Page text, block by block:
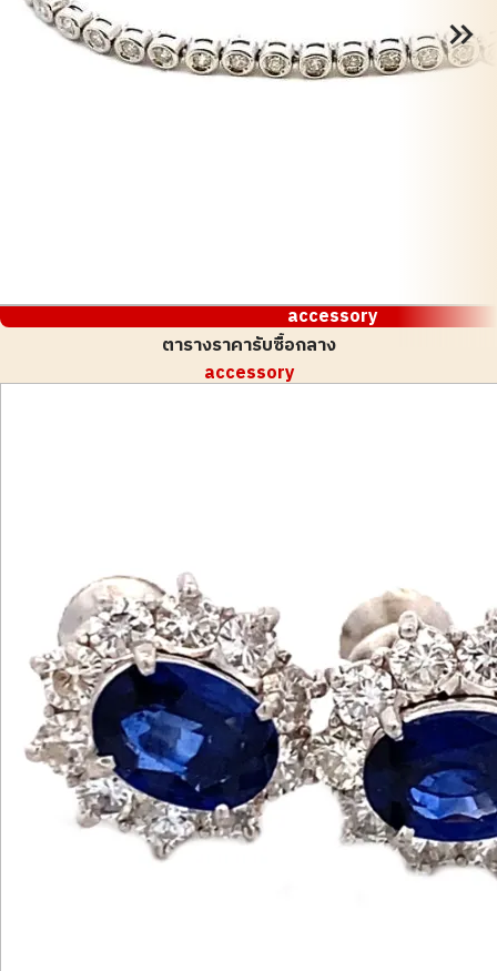
accessory
ตารางราคารับซื้อกลาง
accessory